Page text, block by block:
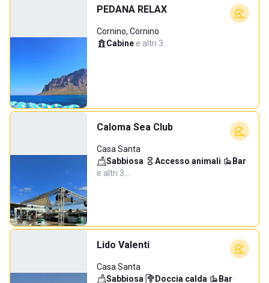
PEDANA RELAX
Cornino, Cornino
Cabine·e altri 3…
Caloma Sea Club
Casa Santa
Sabbiosa· Accesso animali· Bar·
e altri 3…
Lido Valenti
Casa Santa
Sabbiosa· Doccia calda· Bar·